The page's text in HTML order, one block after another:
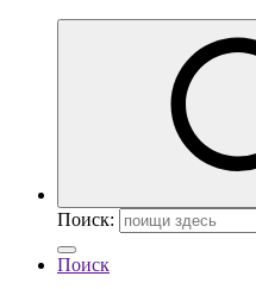
Поиск:
Поиск